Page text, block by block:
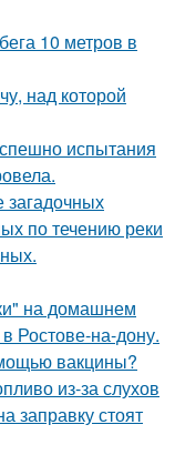
10 метров в
над которой
испытания
по течению реки
на домашнем
Ростове-на-дону.
вакцины?
из-за слухов
заправку стоят